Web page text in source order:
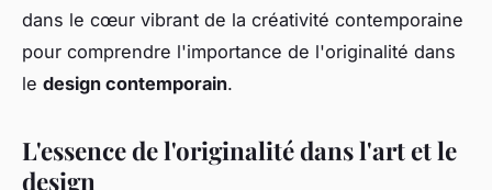
dans le cœur vibrant de la créativité contemporaine
pour comprendre l'importance de l'originalité dans
le design contemporain.
L'essence de l'originalité dans l'art et le
design